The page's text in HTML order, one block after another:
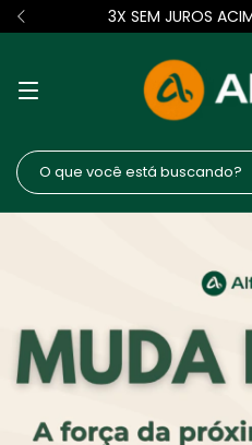
3X SEM JUROS